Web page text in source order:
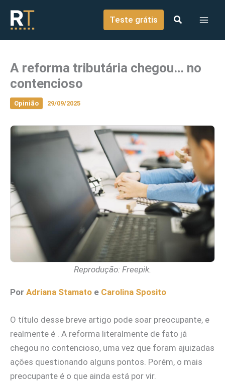
conteúdo
Teste grátis
A reforma tributária chegou… no
contencioso
Opinião 29/09/2025
Reprodução: Freepik.
Por Adriana Stamato e Carolina Sposito
O título desse breve artigo pode soar preocupante, e
realmente é . A reforma literalmente de fato já
chegou no contencioso, uma vez que foram ajuizadas
ações questionando alguns pontos. Porém, o mais
preocupante é o que ainda está por vir.